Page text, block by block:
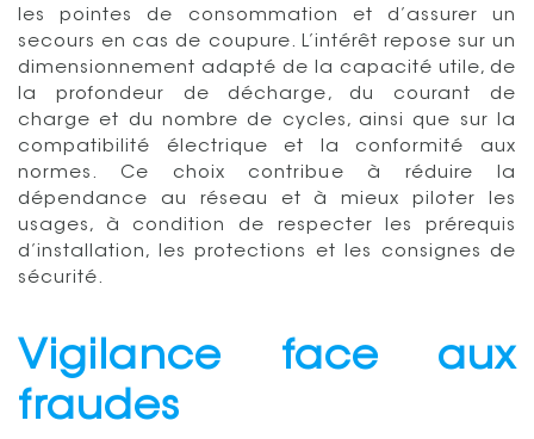
les pointes de consommation et d’assurer un
secours en cas de coupure. L’intérêt repose sur un
dimensionnement adapté de la capacité utile, de
la profondeur de décharge, du courant de
charge et du nombre de cycles, ainsi que sur la
compatibilité électrique et la conformité aux
normes. Ce choix contribue à réduire la
dépendance au réseau et à mieux piloter les
usages, à condition de respecter les prérequis
d’installation, les protections et les consignes de
sécurité.
Vigilance face aux
fraudes